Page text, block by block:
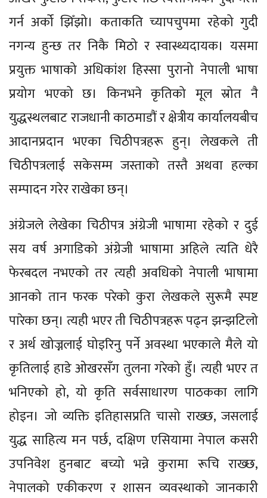
गर्न अर्को झिँझो। कताकति च्यापचुपमा रहेको गुदी
नगन्य हुन्छ तर निकै मिठो र स्वास्थ्यदायक। यसमा
प्रयुक्त भाषाको अधिकांश हिस्सा पुरानो नेपाली भाषा
प्रयोग भएको छ। किनभने कृतिको मूल स्रोत नै
युद्धस्थलबाट राजधानी काठमाडौं र क्षेत्रीय कार्यालयबीच
आदानप्रदान भएका चिठीपत्रहरू हुन्। लेखकले ती
चिठीपत्रलाई सकेसम्म जस्ताको तस्तै अथवा हल्का
सम्पादन गरेर राखेका छन्।
अंग्रेजले लेखेका चिठीपत्र अंग्रेजी भाषामा रहेको र दुई
सय वर्ष अगाडिको अंग्रेजी भाषामा अहिले त्यति धेरै
फेरबदल नभएको तर त्यही अवधिको नेपाली भाषामा
आनको तान फरक परेको कुरा लेखकले सुरूमै स्पष्ट
पारेका छन्। त्यही भएर ती चिठीपत्रहरू पढ्न झन्झटिलो
र अर्थ खोज्नलाई घोइरिनु पर्ने अवस्था भएकाले मैले यो
कृतिलाई हाडे ओखरसँग तुलना गरेको हुँ। त्यही भएर त
भनिएको हो, यो कृति सर्वसाधारण पाठकका लागि
होइन। जो व्यक्ति इतिहासप्रति चासो राख्छ, जसलाई
युद्ध साहित्य मन पर्छ, दक्षिण एसियामा नेपाल कसरी
उपनिवेश हुनबाट बच्यो भन्ने कुरामा रूचि राख्छ,
नेपालको एकीकरण र शासन व्यवस्थाको जानकारी